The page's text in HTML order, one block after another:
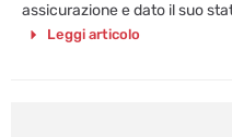
assicurazione e dato il suo
Leggi articolo